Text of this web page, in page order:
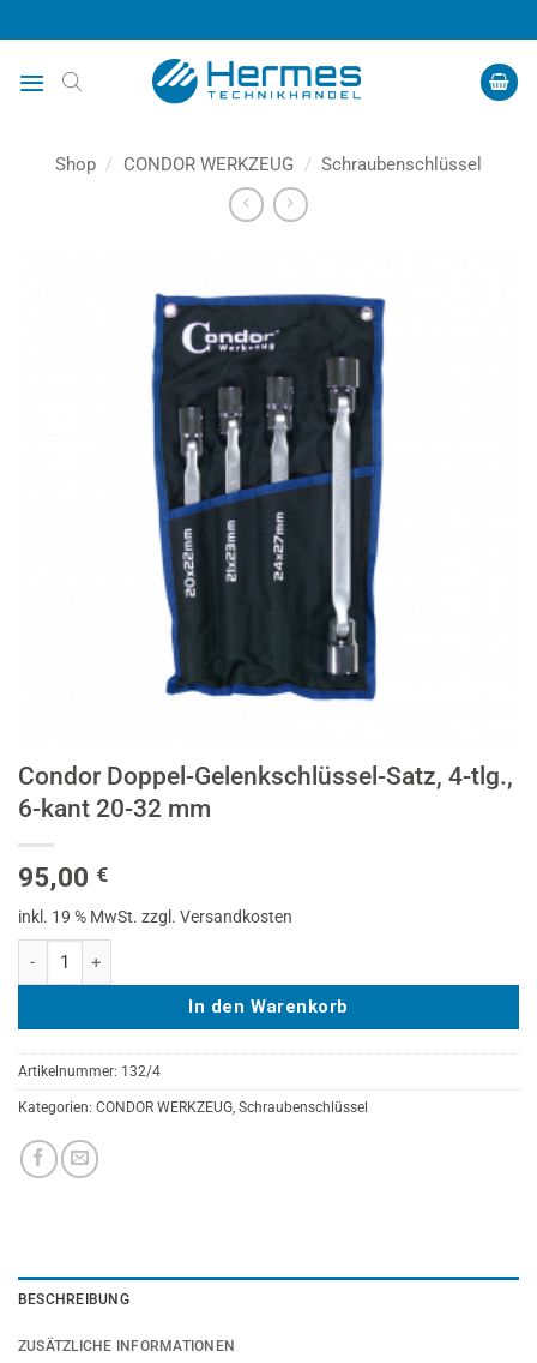
Inhalt
springen
Shop / CONDOR WERKZEUG / Schraubenschlüssel
Condor Doppel-Gelenkschlüssel-Satz, 4-tlg.,
6-kant 20-32 mm
95,00 €
inkl. 19 % MwSt. zzgl. Versandkosten
Condor Doppel-Gelenkschlüssel-Satz, 4-tlg., 6-kant 20-32 mm Menge
In den Warenkorb
Artikelnummer: 132/4
Kategorien: CONDOR WERKZEUG, Schraubenschlüssel
BESCHREIBUNG
ZUSÄTZLICHE INFORMATIONEN